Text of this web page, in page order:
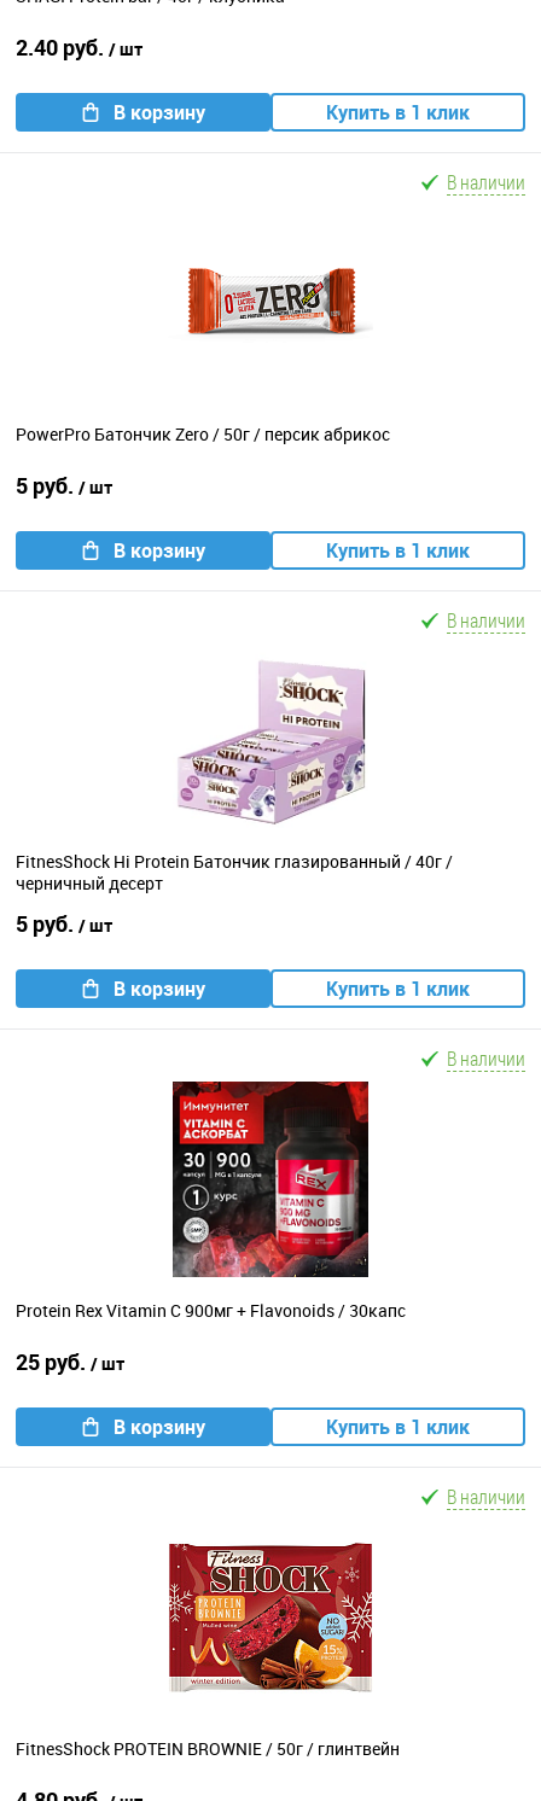
2.40 руб. / шт
В корзину Купить в 1 клик
В наличии
PowerPro Батончик Zero / 50г / персик абрикос
5 руб. / шт
В корзину Купить в 1 клик
В наличии
FitnesShock Hi Protein Батончик глазированный / 40г /
черничный десерт
5 руб. / шт
В корзину Купить в 1 клик
В наличии
Protein Rex Vitamin C 900мг + Flavonoids / 30капс
25 руб. / шт
В корзину Купить в 1 клик
В наличии
FitnesShock PROTEIN BROWNIE / 50г / глинтвейн